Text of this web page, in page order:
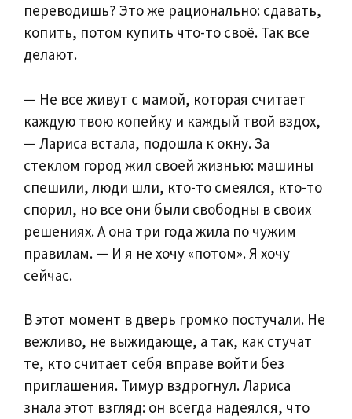
переводишь? Это же рационально: сдавать,
копить, потом купить что-то своё. Так все
делают.
— Не все живут с мамой, которая считает
каждую твою копейку и каждый твой вздох,
— Лариса встала, подошла к окну. За
стеклом город жил своей жизнью: машины
спешили, люди шли, кто-то смеялся, кто-то
спорил, но все они были свободны в своих
решениях. А она три года жила по чужим
правилам. — И я не хочу «потом». Я хочу
сейчас.
В этот момент в дверь громко постучали. Не
вежливо, не выжидающе, а так, как стучат
те, кто считает себя вправе войти без
приглашения. Тимур вздрогнул. Лариса
знала этот взгляд: он всегда надеялся, что